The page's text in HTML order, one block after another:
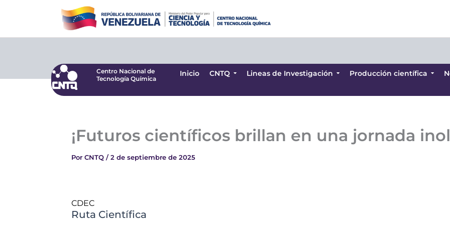
Tecnología Química
CNTQ
Centro Nacional de
Tecnología Química
Inicio CNTQ Lineas de Investigación Producción científica
¡Futuros científicos brillan en una jornada
Por CNTQ /2 de septiembre de 2025
CDEC
Ruta Científica